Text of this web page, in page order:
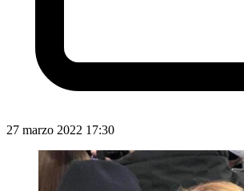
27 marzo 2022 17:30